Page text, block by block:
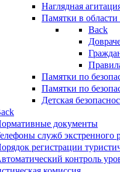
Наглядная
Памятки в
Back
Памятки по
Памятки по
Детская
документы
служб экстренного
регистрации
контроль